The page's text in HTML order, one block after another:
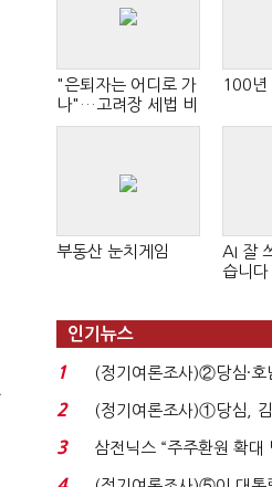
"은퇴자는 어디로 가
나"…고려장 세법 비
판 확산
100년
부동산 눈치게임
AI 잘
습니다
인기뉴스
1
(정기여론조사)②당심·호
청래 '초접전'...
2
(정기여론조사)①당심, 김
'초접전'…대통령 ...
3
삼전닉스 “주주환원 확
로이터에 성명...